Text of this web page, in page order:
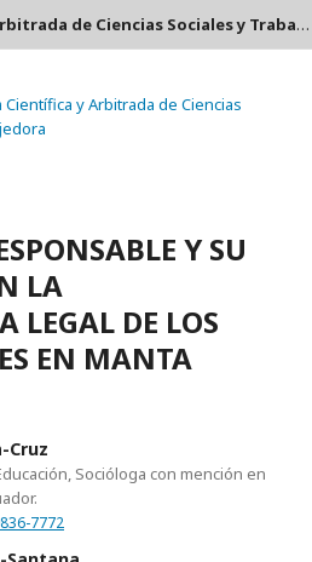
Revista Científica y Arbitrada de Ciencias Sociales y Trabajo Social: Tejedora. ISSN: 2697-3626
Científica y Arbitrada de Ciencias
Y SU
LA
LEGAL DE LOS
EN MANTA
Cruz
Socióloga con mención en
7772